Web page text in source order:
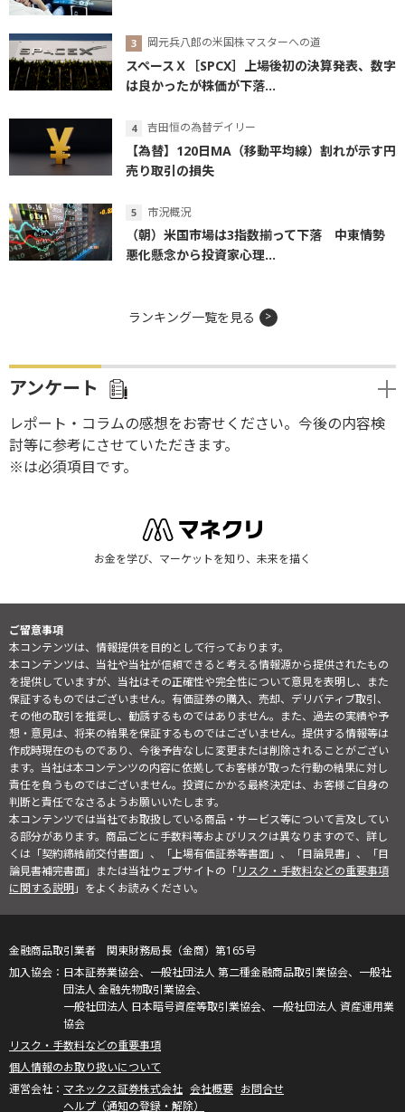
岡元兵八郎の米国株マスターへの道
スペースＸ［SPCX］上場後初の決算発表、数字
は良かったが株価が下落...
吉田恒の為替デイリー
【為替】120日MA（移動平均線）割れが示す円
売り取引の損失
市況概況
（朝）米国市場は3指数揃って下落 中東情勢
悪化懸念から投資家心理...
ランキング一覧を見る
アンケート
レポート・コラムの感想をお寄せください。今後の内容検
討等に参考にさせていただきます。
※は必須項目です。
お金を学び、マーケットを知り、未来を描く
ご留意事項
本コンテンツは、情報提供を目的として行っております。
本コンテンツは、当社や当社が信頼できると考える情報源から提供されたもの
を提供していますが、当社はその正確性や完全性について意見を表明し、また
保証するものではございません。有価証券の購入、売却、デリバティブ取引、
その他の取引を推奨し、勧誘するものではありません。また、過去の実績や予
想・意見は、将来の結果を保証するものではございません。提供する情報等は
作成時現在のものであり、今後予告なしに変更または削除されることがござい
ます。当社は本コンテンツの内容に依拠してお客様が取った行動の結果に対し
責任を負うものではございません。投資にかかる最終決定は、お客様ご自身の
判断と責任でなさるようお願いいたします。
本コンテンツでは当社でお取扱している商品・サービス等について言及してい
る部分があります。商品ごとに手数料等およびリスクは異なりますので、詳し
くは「契約締結前交付書面」、「上場有価証券等書面」、「目論見書」、「目
論見書補完書面」または当社ウェブサイトの「リスク・手数料などの重要事項
に関する説明」をよくお読みください。
金融商品取引業者 関東財務局長（金商）第165号
日本証券業協会、一般社団法人 第二種金融商品取引業協会、一般社
団法人 金融先物取引業協会、
一般社団法人 日本暗号資産等取引業協会、一般社団法人 資産運用業
協会
リスク・手数料などの重要事項
個人情報のお取り扱いについて
マネックス証券株式会社 会社概要 お問合せ
ヘルプ（通知の登録・解除）